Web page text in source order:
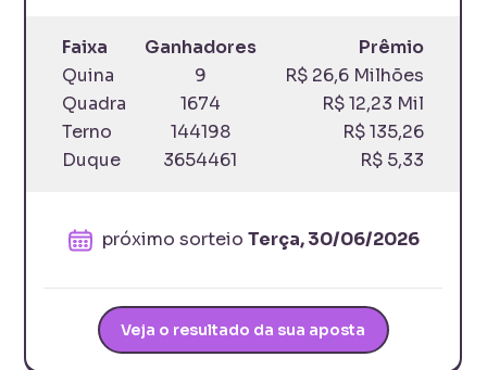
Faixa Ganhadores
Prêmio
Quina
9
R$ 26,6 Milhões
Quadra
1674
R$ 12,23 Mil
Terno
144198
R$ 135,26
Duque
3654461 R$ 5,33
próximo sorteio Terça, 30/06/2026
Veja o resultado da sua aposta